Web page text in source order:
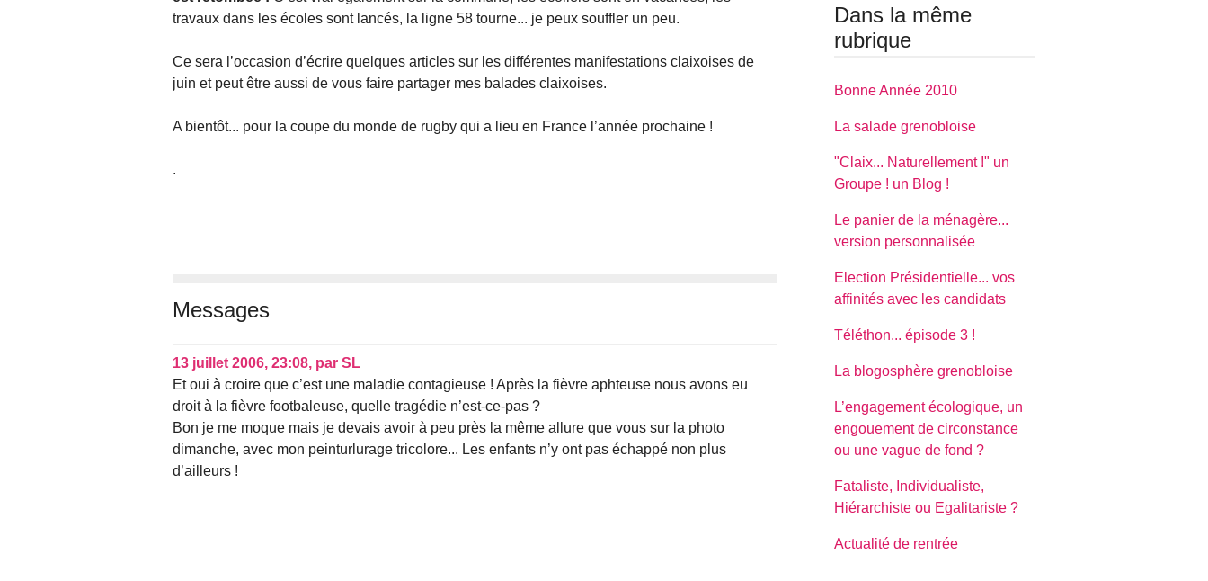
travaux dans les écoles sont lancés, la ligne 58 tourne... je peux souffler un peu.
Ce sera l’occasion d’écrire quelques articles sur les différentes manifestations claixoises de
juin et peut être aussi de vous faire partager mes balades claixoises.
A bientôt... pour la coupe du monde de rugby qui a lieu en France l’année prochaine !
.
Messages
13 juillet 2006, 23:08, par SL
Et oui à croire que c’est une maladie contagieuse ! Après la fièvre aphteuse nous avons eu
droit à la fièvre footbaleuse, quelle tragédie n’est-ce-pas ?
Bon je me moque mais je devais avoir à peu près la même allure que vous sur la photo
dimanche, avec mon peinturlurage tricolore... Les enfants n’y ont pas échappé non plus
d’ailleurs !
Dans la même
rubrique
Bonne Année 2010
La salade grenobloise
"Claix... Naturellement !" un
Groupe ! un Blog !
Le panier de la ménagère...
version personnalisée
Election Présidentielle... vos
affinités avec les candidats
Téléthon... épisode 3 !
La blogosphère grenobloise
L’engagement écologique, un
engouement de circonstance
ou une vague de fond ?
Fataliste, Individualiste,
Hiérarchiste ou Egalitariste ?
Actualité de rentrée